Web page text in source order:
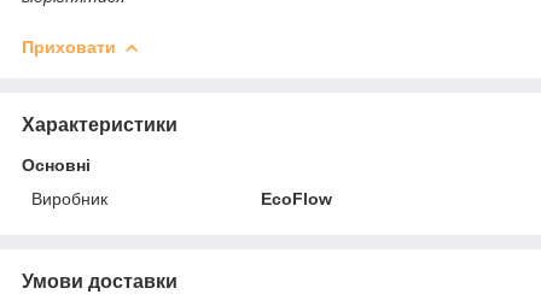
Приховати
Характеристики
Основні
Виробник
EcoFlow
Умови доставки